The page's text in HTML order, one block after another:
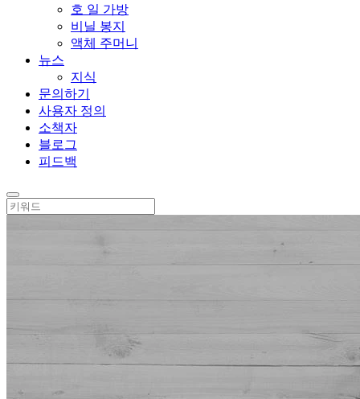
호 일 가방
비닐 봉지
액체 주머니
뉴스
지식
문의하기
사용자 정의
소책자
블로그
피드백